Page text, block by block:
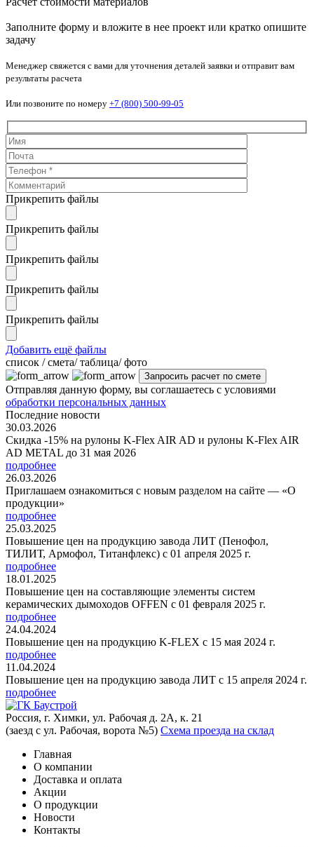
Заполните форму и вложите в нее проект или кратко опишите
задачу
Менеджер свяжется с вами для уточнения деталей заявки и отправит вам
результаты расчета
Или позвоните по номеру +7 (800) 500-99-05
Прикрепить файлы
Прикрепить файлы
Прикрепить файлы
Прикрепить файлы
Прикрепить файлы
Добавить ещё файлы
cписок / смета/ таблица/ фото
Отправляя данную форму, вы соглашаетесь с условиями
обработки персональных данных
Последние новости
30.03.2026
Скидка -15% на рулоны K-Flex AIR AD и рулоны K-Flex AIR
AD METAL до 31 мая 2026
подробнее
26.03.2026
Приглашаем ознакомиться с новым разделом на сайте — «О
продукции»
подробнее
25.03.2025
Повышение цен на продукцию завода ЛИТ (Пенофол,
ТИЛИТ, Армофол, Титанфлекс) с 01 апреля 2025 г.
подробнее
18.01.2025
Повышение цен на составляющие элементы систем
керамических дымоходов OFFEN с 01 февраля 2025 г.
подробнее
24.04.2024
Повышение цен на продукцию K-FLEX с 15 мая 2024 г.
подробнее
11.04.2024
Повышение цен на продукцию завода ЛИТ с 15 апреля 2024 г.
подробнее
Россия, г. Химки, ул. Рабочая д. 2А, к. 21
(заезд с ул. Рабочая, ворота №5) Схема проезда на склад
Главная
О компании
Доставка и оплата
Акции
О продукции
Новости
Контакты